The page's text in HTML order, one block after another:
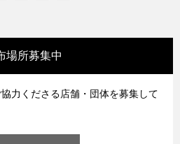
場所募集中
協力くださる店舗・団体を募集して